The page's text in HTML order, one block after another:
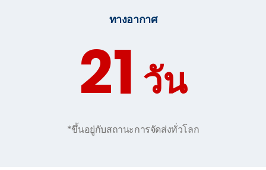
ทางอากาศ
21 วัน
*ขึ้นอยู่กับสถานะการจัดส่งทั่วโลก